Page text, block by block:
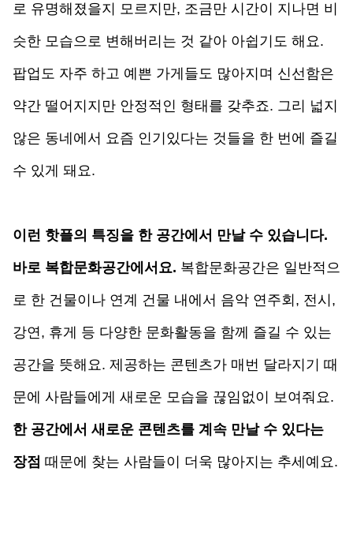
로 유명해졌을지 모르지만, 조금만 시간이 지나면 비
슷한 모습으로 변해버리는 것 같아 아쉽기도 해요.
팝업도 자주 하고 예쁜 가게들도 많아지며 신선함은
약간 떨어지지만 안정적인 형태를 갖추죠. 그리 넓지
않은 동네에서 요즘 인기있다는 것들을 한 번에 즐길
수 있게 돼요.
이런 핫플의 특징을 한 공간에서 만날 수 있습니다.
바로 복합문화공간에서요. 복합문화공간은 일반적으
로 한 건물이나 연계 건물 내에서 음악 연주회, 전시,
강연, 휴게 등 다양한 문화활동을 함께 즐길 수 있는
공간을 뜻해요. 제공하는 콘텐츠가 매번 달라지기 때
한 공간에서 새로운 콘텐츠를 계속 만날 수 있다는
장점 때문에 찾는 사람들이 더욱 많아지는 추세예요.